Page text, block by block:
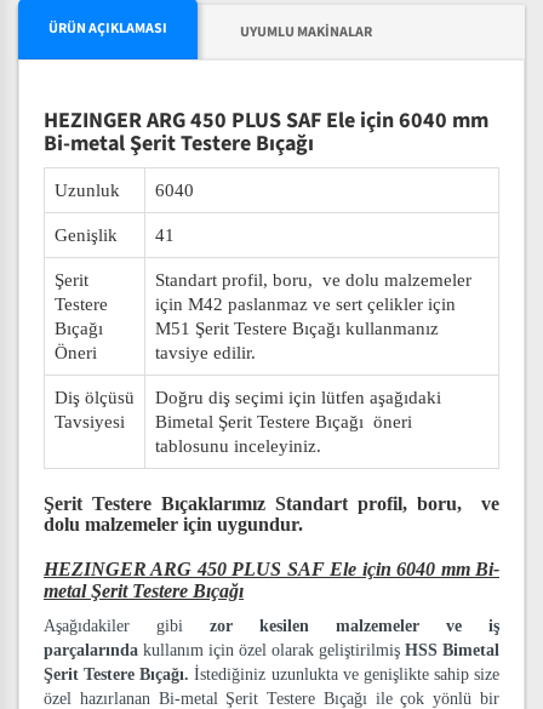
ÜRÜN AÇIKLAMASI UYUMLU MAKINALAR
HEZINGER ARG 450 PLUS SAF Ele için 6040 mm
Bi-metal Şerit Testere Bıçağı
Uzunluk 6040
Genişlik 41
Şerit
Testere
Bıçağı
Öneri
Standart profil, boru, ve dolu malzemeler
için M42 paslanmaz ve sert çelikler için
M51 Şerit Testere Bıçağı kullanmanız
tavsiye edilir.
Diş ölçüsü
Tavsiyesi
Doğru diş seçimi için lütfen aşağıdaki
Bimetal Şerit Testere Bıçağı öneri
tablosunu inceleyiniz.
Şerit Testere Bıçaklarımız Standart profil, boru, ve
dolu malzemeler için uygundur.
HEZINGER ARG 450 PLUS SAF Ele için 6040 mm Bi-
metal Şerit Testere Bıçağı
Aşağıdakiler gibi zor kesilen malzemeler ve iş
parçalarında kullanım için özel olarak geliştirilmiş HSS Bimetal
Şerit Testere Bıçağı.İstediğiniz uzunlukta ve genişlikte sahip size
özel hazırlanan Bi-metal Şerit Testere Bıçağı ile çok yönlü bir